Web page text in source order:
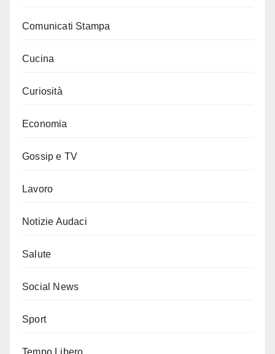
Comunicati Stampa
Cucina
Curiosità
Economia
Gossip e TV
Lavoro
Notizie Audaci
Salute
Social News
Sport
Tempo Libero